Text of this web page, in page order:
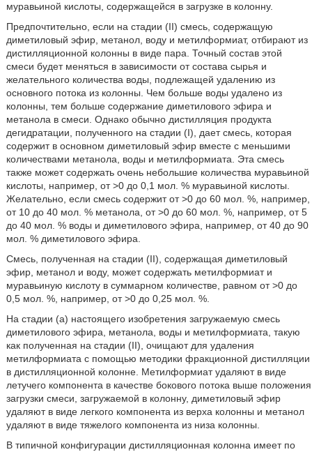
муравьиной кислоты, содержащейся в загрузке в колонну.
Предпочтительно, если на стадии (II) смесь, содержащую
диметиловый эфир, метанол, воду и метилформиат, отбирают из
дистилляционной колонны в виде пара. Точный состав этой
смеси будет меняться в зависимости от состава сырья и
желательного количества воды, подлежащей удалению из
основного потока из колонны. Чем больше воды удалено из
колонны, тем больше содержание диметилового эфира и
метанола в смеси. Однако обычно дистилляция продукта
дегидратации, полученного на стадии (I), дает смесь, которая
содержит в основном диметиловый эфир вместе с меньшими
количествами метанола, воды и метилформиата. Эта смесь
также может содержать очень небольшие количества муравьиной
кислоты, например, от >0 до 0,1 мол. % муравьиной кислоты.
Желательно, если смесь содержит от >0 до 60 мол. %, например,
от 10 до 40 мол. % метанола, от >0 до 60 мол. %, например, от 5
до 40 мол. % воды и диметилового эфира, например, от 40 до 90
мол. % диметилового эфира.
Смесь, полученная на стадии (II), содержащая диметиловый
эфир, метанол и воду, может содержать метилформиат и
муравьиную кислоту в суммарном количестве, равном от >0 до
0,5 мол. %, например, от >0 до 0,25 мол. %.
На стадии (а) настоящего изобретения загружаемую смесь
диметилового эфира, метанола, воды и метилформиата, такую
как полученная на стадии (II), очищают для удаления
метилформиата с помощью методики фракционной дистилляции
в дистилляционной колонне. Метилформиат удаляют в виде
летучего компонента в качестве бокового потока выше положения
загрузки смеси, загружаемой в колонну, диметиловый эфир
удаляют в виде легкого компонента из верха колонны и метанол
удаляют в виде тяжелого компонента из низа колонны.
В типичной конфигурации дистилляционная колонна имеет по